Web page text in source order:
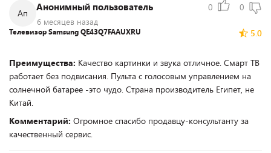
Ап
Анонимный пользователь
6 месяцев назад
0 0
5.0
Телевизор Samsung QE43Q7FAAUXRU
Преимущества: Качество картинки и звука отличное. Смарт ТВ
работает без подвисания. Пульта с голосовым управлением на
солнечной батарее -это чудо. Страна производитель Египет, не
Китай.
Комментарий: Огромное спасибо продавцу-консультанту за
качественный сервис.